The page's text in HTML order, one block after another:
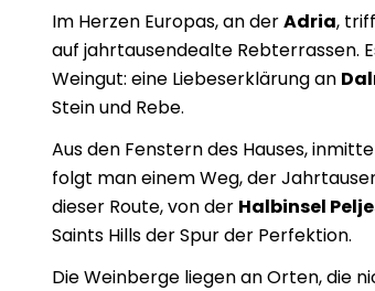
Im Herzen Europas, an derAdria,
auf jahrtausendealte Rebterrassen.
Weingut: eine Liebeserklärung an
Stein und Rebe.
Aus den Fenstern des Hauses,
folgt man einem Weg, der
dieser Route, von der Halbinsel
Saints Hills der Spur der Perfektion.
Die Weinberge liegen an Orten, die